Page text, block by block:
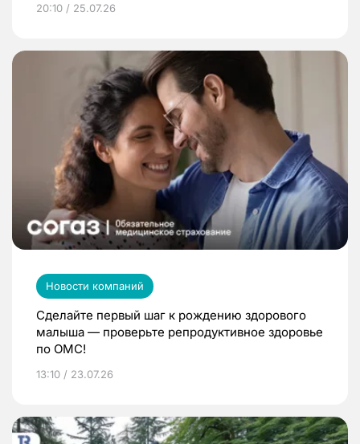
20:10 / 25.07.26
Новости компаний
Сделайте первый шаг к рождению здорового
малыша — проверьте репродуктивное здоровье
по ОМС!
13:10 / 23.07.26